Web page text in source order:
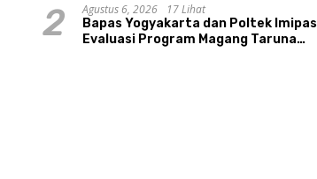
Sungai Progo
2 Agustus 6, 2026
17 Lihat
Bapas Yogyakarta dan Poltek Imipas
Evaluasi Program Magang Taruna